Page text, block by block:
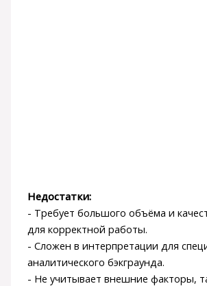
Недостатки:
- Требует большого объёма и
для корректной работы.
- Сложен в интерпретации для
аналитического бэкграунда.
- Не учитывает внешние факторы,